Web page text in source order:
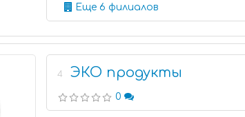
Еще 6 филиалов
4 ЭКО продукты
0